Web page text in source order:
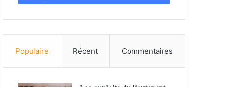
Populaire Récent Commentaires